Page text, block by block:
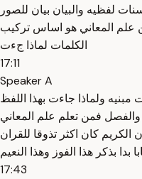
لفظيه والبيان بيان للصور
علم المعاني هو اساس تركيب
الكلمات لماذا جءت
17:11
Speaker A
ولماذا جاءت بهذا اللفظ
والفصل فمن تعلم علم المعاني
الكريم كان اكثر تذوقا للقران
بدا بذكر هذا الفوز وهذا النعيم
17:43